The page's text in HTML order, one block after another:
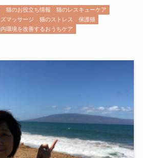
猫のお役立ち情報
猫のレスキューケア
マッサージ 猫のストレス
保護猫
環境を改善するおうちケア